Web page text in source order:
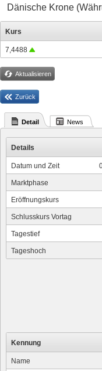
Dänische Krone
Kurs
7,4488
Aktualisieren
Zurück
Detail News
Details
Datum und Zeit
Marktphase
Eröffnungskurs
Schlusskurs Vortag
Tagestief
Tageshoch
Kennung
Name